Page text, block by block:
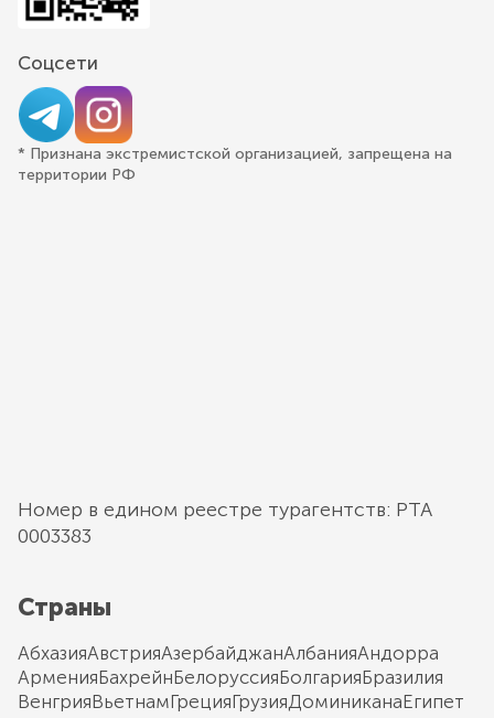
Соцсети
* Признана экстремистской организацией, запрещена на
территории РФ
Номер в едином реестре турагентств: РТА
0003383
Страны
АбхазияАвстрияАзербайджанАлбанияАндорра
АрменияБахрейнБелоруссияБолгарияБразилия
ВенгрияВьетнамГрецияГрузияДоминиканаЕгипет